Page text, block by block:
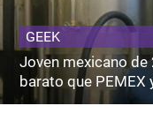
GEEK
Joven mexicano
barato que PEMEX